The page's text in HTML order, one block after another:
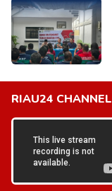
RIAU24 CHANNEL